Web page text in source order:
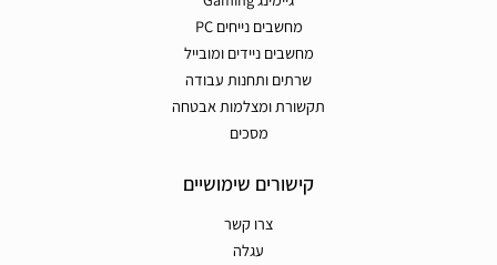
מחשבים נייחים PC
מחשבים ניידים ומובייל
שרתים ותחנות עבודה
תקשורת ומצלמות אבטחה
מסכים
קישורים שימושיים
צרו קשר
עגלה